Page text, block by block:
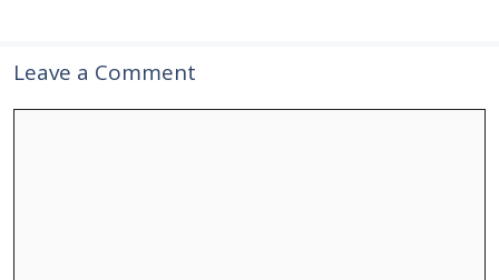
Leave a Comment